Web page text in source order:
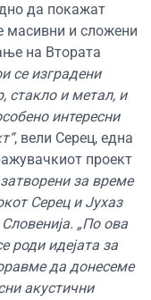
да покажат
масивни и сложени
на Втората
се изградени
стакло и метал, и
интересни
, вели Серец, една
проект
за време
Серец и Јухаз
„По ова
роди идејата за
да донесеме
акустични